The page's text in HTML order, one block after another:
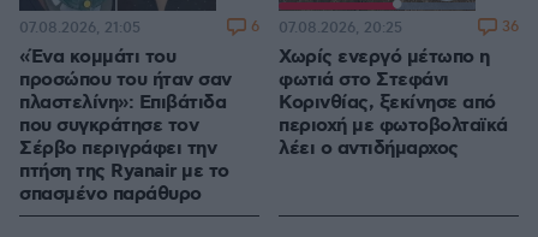
«Ένα κομμάτι του
προσώπου του ήταν σαν
πλαστελίνη»: Επιβάτιδα
που συγκράτησε τον
Σέρβο περιγράφει την
πτήση της Ryanair με το
σπασμένο παράθυρο
07.08.2026, 21:05 6
Loaded:
100.00%
Χωρίς ενεργό μέτωπο η
φωτιά στο Στεφάνι
Κορινθίας, ξεκίνησε από
περιοχή με φωτοβολταϊκά
λέει ο αντιδήμαρχος
07.08.2026, 20:25 36